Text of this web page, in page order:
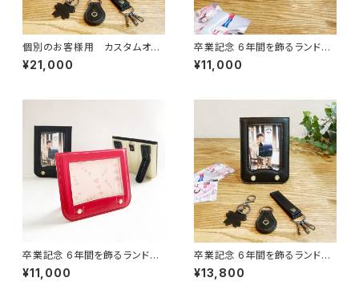
個別のお客様用 カスタムオー
ダー
¥21,000
卒業記念 6年間を飾るランドセ
ルフレーム （ランドセルリメイ
ク）
¥11,000
卒業記念 6年間を飾るランドセ
ルフレーム （ランドセルリメイ
ク） <横向きタイプ>
¥11,000
卒業記念 6年間を飾るランドセ
ルフレーム(リメイク) キーホル
ダー3点セット付き
¥13,800